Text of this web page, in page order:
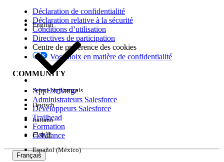
Edition
Expérience
Déclaration de confidentialité
Déclaration relative à la sécurité
Conditions d’utilisation
Directives de participation
Centre de préférence des cookies
Vos choix en matière de confidentialité
COMMUNITY
AppExchange
Administrateurs Salesforce
Développeurs Salesforce
Trailhead
Formation
Confiance
Français
English
Select OrgFrançais
Deutsch
Italiano
日本語
Español (México)